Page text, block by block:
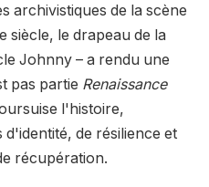
archivistiques de la scène
siècle, le drapeau de la
Johnny – a rendu une
pas partie Renaissance
l'histoire,
de résilience et
récupération.